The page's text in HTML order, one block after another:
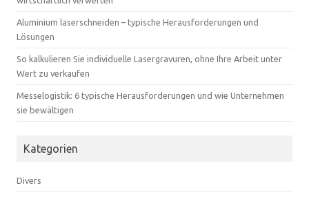
Aluminium laserschneiden – typische Herausforderungen und
Lösungen
So kalkulieren Sie individuelle Lasergravuren, ohne Ihre Arbeit unter
Wert zu verkaufen
Messelogistik: 6 typische Herausforderungen und wie Unternehmen
sie bewältigen
Kategorien
Divers